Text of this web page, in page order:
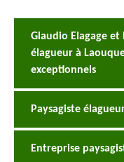
Glaudio Elagage et
élagueur à
exceptionnels
Paysagiste
Entreprise